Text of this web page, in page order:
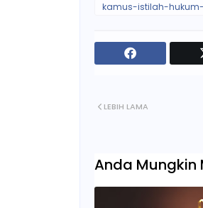
kamus-istilah-
LEBIH LAMA
Anda Mungkin